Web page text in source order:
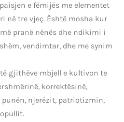
e fëmijës me elementet
në tre vjeç. Është mosha kur
pranë nënës dhe ndikimi i
vendimtar, dhe me synim
gjithëve mbjell e kultivon te
korrektësinë,
njerëzit, patriotizmin,